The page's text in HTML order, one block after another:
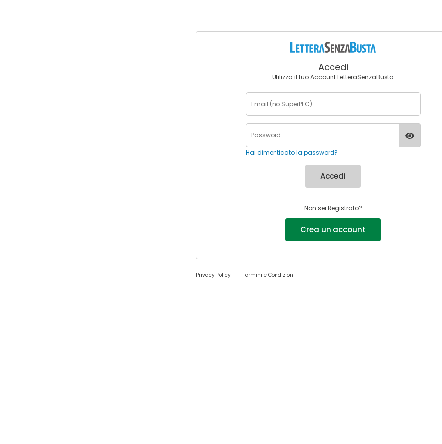
Accedi
Utilizza il tuo Account LetteraSenzaBusta
Hai dimenticato la password?
Accedi
Non sei Registrato?
Crea un account
Privacy Policy Termini e Condizioni